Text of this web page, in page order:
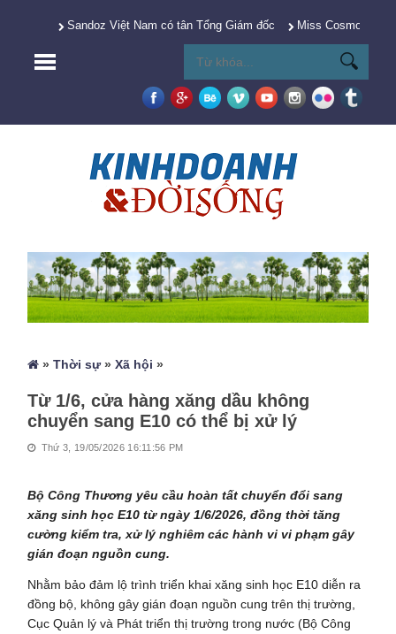
Sandoz Việt Nam có tân Tổng Giám đốc Miss Cosmo 2025
»Thời sự»Xã hội »
Từ 1/6, cửa hàng xăng dầu không
chuyển sang E10 có thể bị xử lý
Thứ 3, 19/05/2026 16:11:56 PM
Bộ Công Thương yêu cầu hoàn tất chuyển đổi sang
xăng sinh học E10 từ ngày 1/6/2026, đồng thời tăng
cường kiểm tra, xử lý nghiêm các hành vi vi phạm gây
gián đoạn nguồn cung.
Nhằm bảo đảm lộ trình triển khai xăng sinh học E10 diễn ra
đồng bộ, không gây gián đoạn nguồn cung trên thị trường,
Cục Quản lý và Phát triển thị trường trong nước (Bộ Công